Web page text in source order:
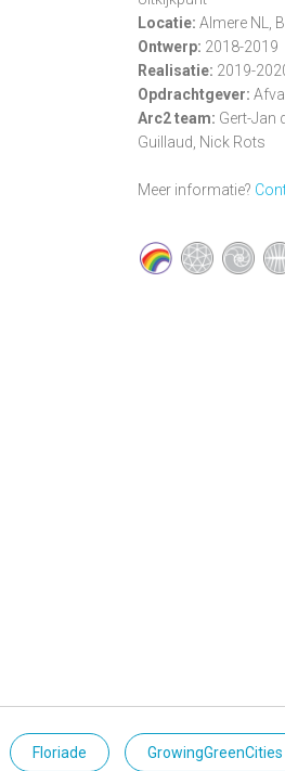
Locatie: Almere NL,
Ontwerp: 2018-2019
Realisatie: 2019-
Opdrachtgever:
Arc2 team: Gert-Jan
Guillaud, Nick Rots
Meer informatie?
Floriade GrowingGreenCities